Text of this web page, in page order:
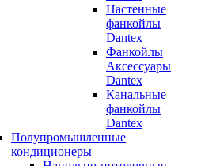
Настенные
фанкойлы
Dantex
Фанкойлы
Аксессуары
Dantex
Канальные
фанкойлы
Dantex
Полупромышленные
кондиционеры